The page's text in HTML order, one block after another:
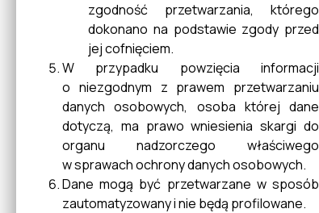
Konsultacje
Sygnaliści
zgodność przetwarzania, którego
dokonano na podstawie zgody przed
jej cofnięciem.
W przypadku powzięcia informacji
o niezgodnym z prawem przetwarzaniu
danych osobowych, osoba której dane
dotyczą, ma prawo wniesienia skargi do
organu nadzorczego właściwego
w sprawach ochrony danych osobowych.
Dane mogą być przetwarzane w sposób
zautomatyzowany i nie będą profilowane.